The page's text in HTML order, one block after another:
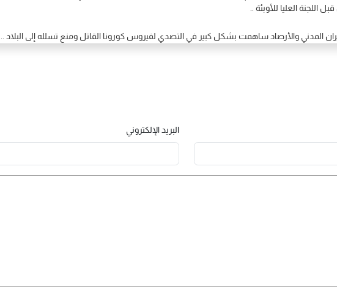
العليا للأوبئة ..
المدني والأرصاد ساهمت بشكل كبير في التصدي لفيروس كورونا القاتل ومنع تسلله إلى البلاد ..
البريد الإلكتروني